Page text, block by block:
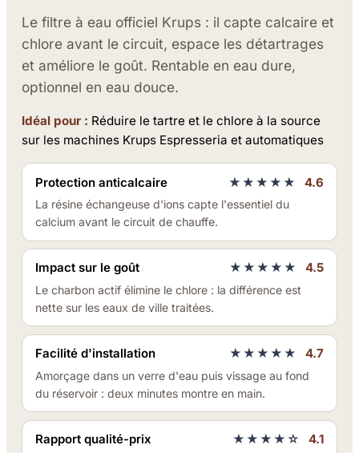
Le filtre à eau officiel Krups : il capte calcaire et
chlore avant le circuit, espace les détartrages
et améliore le goût. Rentable en eau dure,
optionnel en eau douce.
Idéal pour : Réduire le tartre et le chlore à la source
sur les machines Krups Espresseria et automatiques
Protection anticalcaire ★★★★★ 4.6
La résine échangeuse d'ions capte l'essentiel du
calcium avant le circuit de chauffe.
Impact sur le goût ★★★★★ 4.5
Le charbon actif élimine le chlore : la différence est
nette sur les eaux de ville traitées.
Facilité d'installation ★★★★★ 4.7
Amorçage dans un verre d'eau puis vissage au fond
du réservoir : deux minutes montre en main.
Rapport qualité-prix ★★★★☆ 4.1